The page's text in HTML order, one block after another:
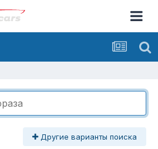
Другие варианты поиска